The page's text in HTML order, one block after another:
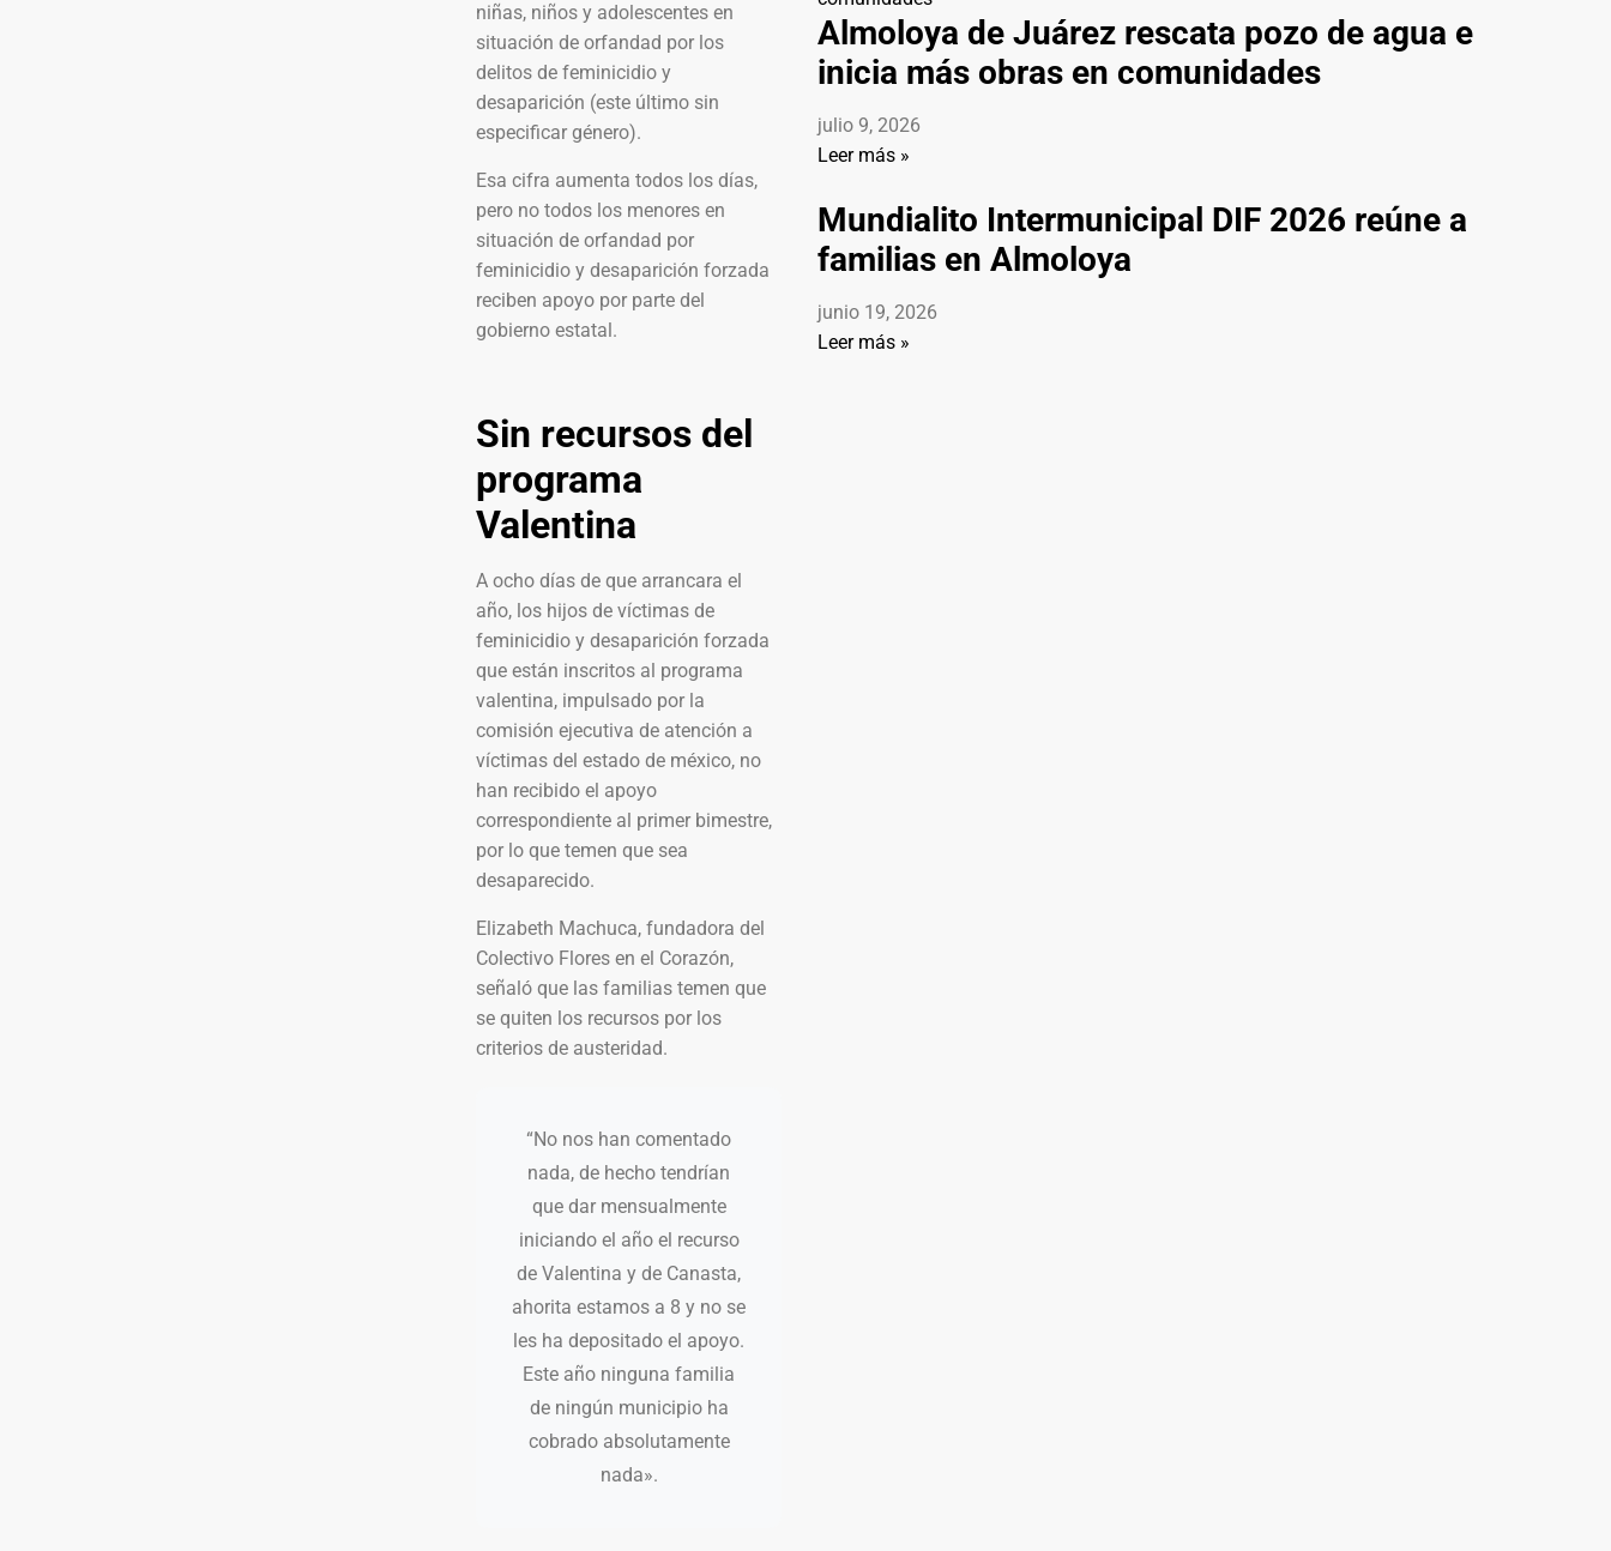
niñas, niños y adolescentes en
situación de orfandad por los
delitos de feminicidio y
desaparición (este último sin
especificar género).
Esa cifra aumenta todos los días,
pero no todos los menores en
situación de orfandad por
feminicidio y desaparición forzada
reciben apoyo por parte del
gobierno estatal.
Sin recursos del
programa
Valentina
A ocho días de que arrancara el
año, los hijos de víctimas de
feminicidio y desaparición forzada
que están inscritos al programa
valentina, impulsado por la
comisión ejecutiva de atención a
víctimas del estado de méxico, no
han recibido el apoyo
correspondiente al primer bimestre,
por lo que temen que sea
desaparecido.
Elizabeth Machuca, fundadora del
Colectivo Flores en el Corazón,
señaló que las familias temen que
se quiten los recursos por los
criterios de austeridad.
“No nos han comentado
nada, de hecho tendrían
que dar mensualmente
iniciando el año el recurso
de Valentina y de Canasta,
ahorita estamos a 8 y no se
les ha depositado el apoyo.
Este año ninguna familia
de ningún municipio ha
cobrado absolutamente
nada».
Almoloya de Juárez rescata pozo de agua e
inicia más obras en comunidades
julio 9, 2026
Leer más »
Mundialito Intermunicipal DIF 2026 reúne a
familias en Almoloya
junio 19, 2026
Leer más »